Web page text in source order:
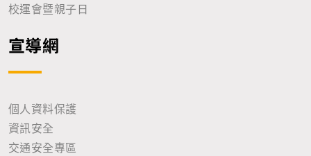
校運會暨親子日
宣導網
個人資料保護
資訊安全
交通安全專區